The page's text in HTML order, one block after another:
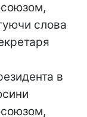
слова
в